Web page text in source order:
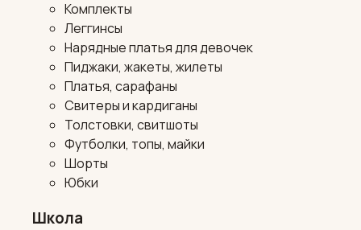
Комплекты
Леггинсы
Нарядные платья для девочек
Пиджаки, жакеты, жилеты
Платья, сарафаны
Свитеры и кардиганы
Толстовки, свитшоты
Футболки, топы, майки
Шорты
Юбки
Школа